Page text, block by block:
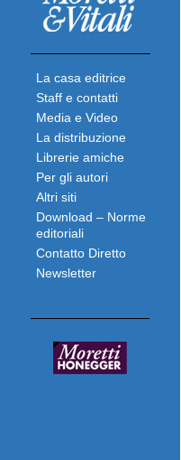
La casa editrice
Staff e contatti
Media e Video
La distribuzione
Librerie amiche
Per gli autori
Altri siti
Download – Norme
editoriali
Contatto Diretto
Newsletter